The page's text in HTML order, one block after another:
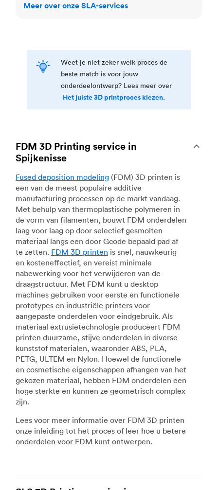
Meer over onze SLA-services
Weet je niet zeker welk proces de
beste match is voor jouw
onderdeelontwerp? Lees meer over
Het juiste 3D printproces kiezen.
FDM 3D Printing service in
Spijkenisse
Fused deposition modeling (FDM) 3D printen is
een van de meest populaire additive
manufacturing processen op de markt vandaag.
Met behulp van thermoplastische polymeren in
de vorm van filamenten, bouwt FDM onderdelen
laag voor laag op door selectief gesmolten
materiaal langs een door Gcode bepaald pad af
te zetten. FDM 3D printen is snel, nauwkeurig
en kosteneffectief, en vereist minimale
nabewerking voor het verwijderen van de
draagstructuur. Met FDM kunt u desktop
machines gebruiken voor eerste en functionele
prototypes en industriële printers voor
aangepaste onderdelen voor eindgebruik. Als
materiaal extrusietechnologie produceert FDM
printen duurzame, stijve onderdelen in diverse
kunststof materialen, waaronder ABS, PLA,
PETG, ULTEM en Nylon. Hoewel de functionele
en cosmetische eigenschappen afhangen van het
gekozen materiaal, hebben FDM onderdelen een
hoge sterkte en kunnen ze geometrisch complex
zijn.
Lees voor meer informatie over FDM 3D printen
onze inleiding tot het proces of leer hoe u betere
onderdelen voor FDM kunt ontwerpen.